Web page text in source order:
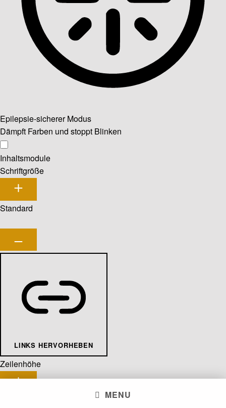
MENU
Epilepsie-sicherer Modus
Dämpft Farben und stoppt Blinken
Inhaltsmodule
Schriftgröße
Standard
LINKS HERVORHEBEN
Zeilenhöhe